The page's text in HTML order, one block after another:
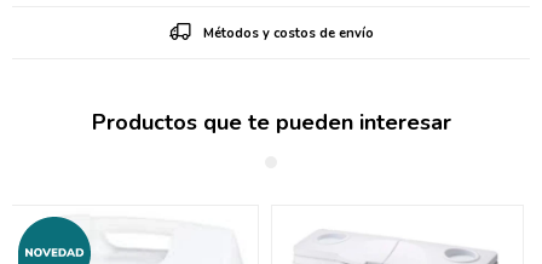
Métodos y costos de envío
Productos que te pueden interesar